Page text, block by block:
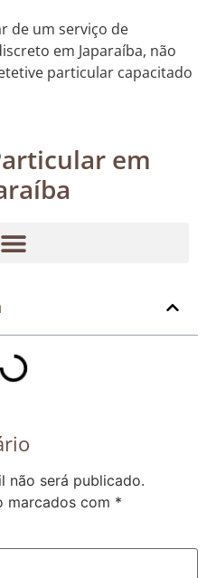
de um serviço de
em Japaraíba, não
particular capacitado
em
não será publicado.
marcados com *